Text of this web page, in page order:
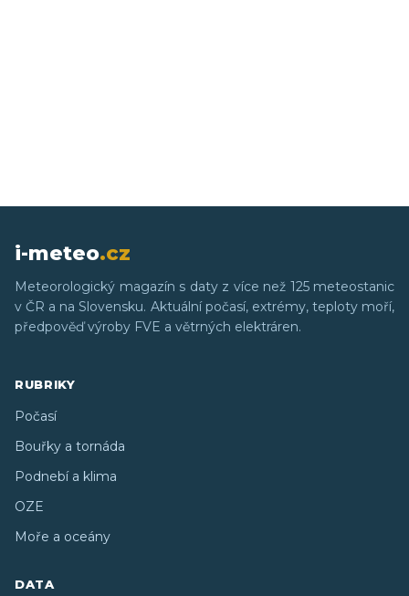
i-meteo.cz
Meteorologický magazín s daty z více než 125 meteostanic
v ČR a na Slovensku. Aktuální počasí, extrémy, teploty moří,
předpověď výroby FVE a větrných elektráren.
RUBRIKY
Počasí
Bouřky a tornáda
Podnebí a klima
OZE
Moře a oceány
DATA